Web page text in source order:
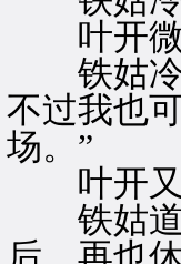
叶开微
铁姑冷
不过我也
场。”
叶开又
铁姑道